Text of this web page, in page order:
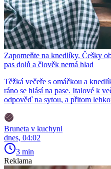
Zapomeňte na knedlíky. Češky
pas dolů a člověk nemá hlad
Těžká večeře s omáčkou a
ráno se hlásí na pase. Italové k
odpověď na sytou, a přitom
Bruneta v kuchyni
dnes, 04:02
3 min
Reklama